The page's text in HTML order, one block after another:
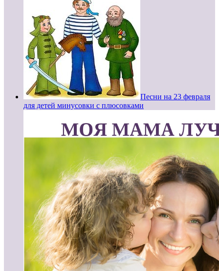
Песни на 23 февраля
для детей минусовки с плюсовками